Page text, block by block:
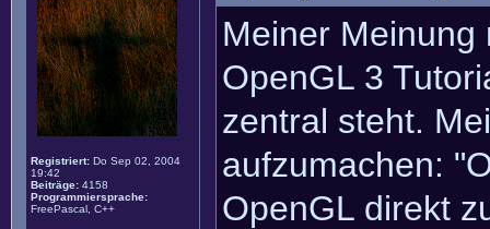
Registriert: Do Sep 02, 2004
19:42
Beiträge: 4158
Programmiersprache:
FreePascal, C++
Meiner
OpenGL 3
zentral steht.
aufzumachen:
OpenGL direkt